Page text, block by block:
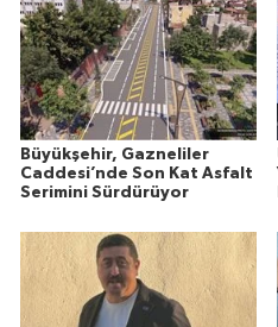
Büyükşehir, Gazneliler
Caddesi’nde Son Kat Asfalt
Serimini Sürdürüyor